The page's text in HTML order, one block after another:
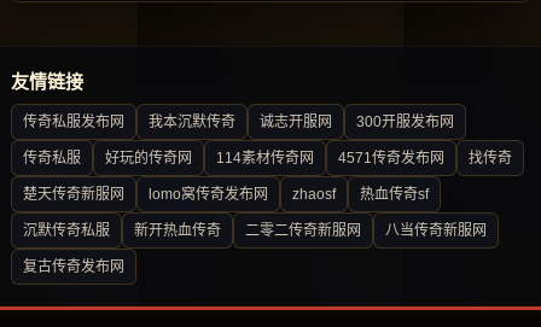
友情链接
传奇私服发布网 我本沉默传奇 诚志开服网 300开服发布网
传奇私服 好玩的传奇网 114素材传奇网 4571传奇发布网 找传奇
楚天传奇新服网 lomo窝传奇发布网 zhaosf 热血传奇sf
沉默传奇私服 新开热血传奇 二零二传奇新服网 八当传奇新服网
复古传奇发布网